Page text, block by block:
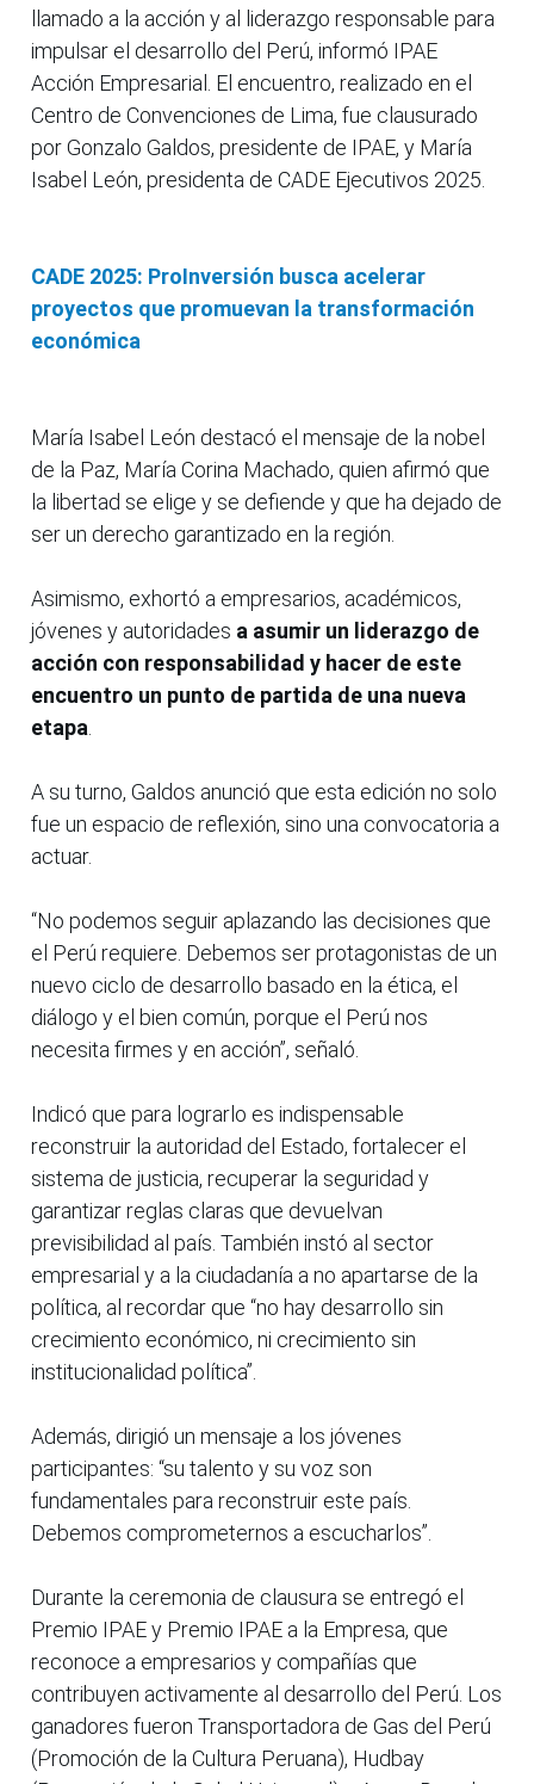
llamado a la acción y al liderazgo responsable para
impulsar el desarrollo del Perú, informó IPAE
Acción Empresarial. El encuentro, realizado en el
Centro de Convenciones de Lima, fue clausurado
por Gonzalo Galdos, presidente de IPAE, y María
Isabel León, presidenta de CADE Ejecutivos 2025.
CADE 2025: ProInversión busca acelerar
proyectos que promuevan la transformación
económica
María Isabel León destacó el mensaje de la nobel
de la Paz, María Corina Machado, quien afirmó que
la libertad se elige y se defiende y que ha dejado de
ser un derecho garantizado en la región.
Asimismo, exhortó a empresarios, académicos,
jóvenes y autoridades a asumir un liderazgo de
acción con responsabilidad y hacer de este
encuentro un punto de partida de una nueva
etapa
A su turno, Galdos anunció que esta edición no solo
fue un espacio de reflexión, sino una convocatoria a
actuar.
“No podemos seguir aplazando las decisiones que
el Perú requiere. Debemos ser protagonistas de un
nuevo ciclo de desarrollo basado en la ética, el
diálogo y el bien común, porque el Perú nos
necesita firmes y en acción”, señaló.
Indicó que para lograrlo es indispensable
reconstruir la autoridad del Estado, fortalecer el
sistema de justicia, recuperar la seguridad y
garantizar reglas claras que devuelvan
previsibilidad al país. También instó al sector
empresarial y a la ciudadanía a no apartarse de la
política, al recordar que “no hay desarrollo sin
crecimiento económico, ni crecimiento sin
institucionalidad política”.
Además, dirigió un mensaje a los jóvenes
participantes: “su talento y su voz son
fundamentales para reconstruir este país.
Debemos comprometernos a escucharlos”.
Durante la ceremonia de clausura se entregó el
Premio IPAE y Premio IPAE a la Empresa, que
reconoce a empresarios y compañías que
contribuyen activamente al desarrollo del Perú. Los
ganadores fueron Transportadora de Gas del Perú
(Promoción de la Cultura Peruana), Hudbay